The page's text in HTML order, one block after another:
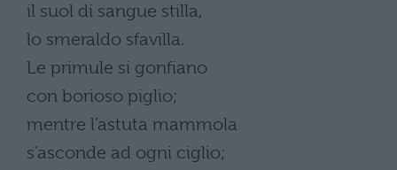
il suol di sangue stilla,
lo smeraldo sfavilla.
Le primule si gonfiano
con borioso piglio;
mentre l’astuta mammola
s’asconde ad ogni ciglio;